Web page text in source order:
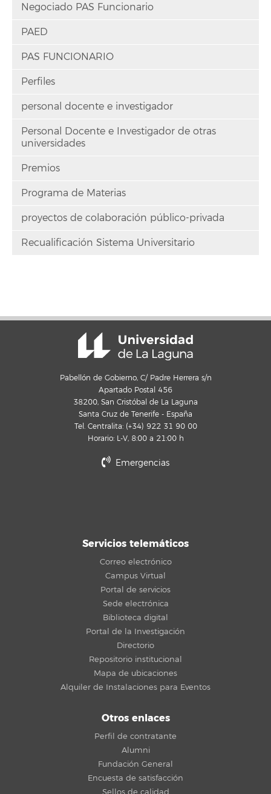
Negociado PAS Funcionario
PAED
PAS FUNCIONARIO
Perfiles
personal docente e investigador
Personal Docente e Investigador de otras
universidades
Premios
Programa de Materias
proyectos de colaboración público-privada
Recualificación Sistema Universitario
Pabellón de Gobierno, C/ Padre Herrera s/n
Apartado Postal 456
38200, San Cristóbal de La Laguna
Santa Cruz de Tenerife - España
Tel. Centralita: (+34) 922 31 90 00
Horario: L-V, 8:00 a 21:00 h
Emergencias
Servicios telemáticos
Correo electrónico
Campus Virtual
Portal de servicios
Sede electrónica
Biblioteca digital
Portal de la Investigación
Directorio
Repositorio institucional
Mapa de ubicaciones
Alquiler de Instalaciones para Eventos
Otros enlaces
Perfil de contratante
Alumni
Fundación General
Encuesta de satisfacción
Sellos de calidad